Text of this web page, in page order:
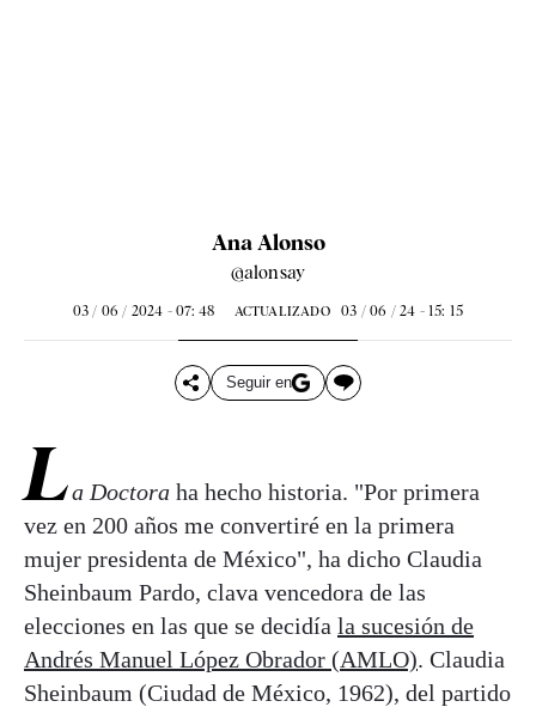
Ana Alonso
@alonsay
03 / 06 / 2024 - 07: 48 ACTUALIZADO 03 / 06 / 24 - 15: 15
Seguir en
La Doctora ha hecho historia. "Por primera
vez en 200 años me convertiré en la primera
mujer presidenta de México", ha dicho Claudia
Sheinbaum Pardo, clava vencedora de las
elecciones en las que se decidía la sucesión de
Andrés Manuel López Obrador (AMLO). Claudia
Sheinbaum (Ciudad de México, 1962), del partido